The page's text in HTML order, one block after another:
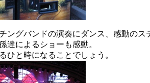
ングバンドの演奏にダンス、感動のス
達によるショーも感動。
ひと時になることでしょう。